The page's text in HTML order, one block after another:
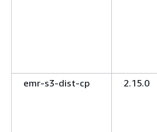
emr-s3-dist-cp
2.15.0